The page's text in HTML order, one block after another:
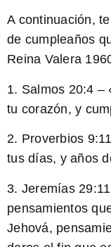
A continuación,
de cumpleaños
Reina Valera
1. Salmos 20:4 –
tu corazón, y
2. Proverbios
tus días, y años
3. Jeremías
pensamientos
Jehová,